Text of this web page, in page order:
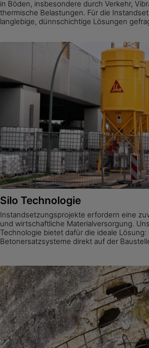
in Böden, insbesondere durch Verkehr,
thermische Belastungen. Für die
langlebige, dünnschichtige Lösungen
Silo Technologie
Instandsetzungsprojekte erfordern eine
und wirtschaftliche Materialversorgung.
Technologie bietet dafür die ideale Lösung:
Betonersatzsysteme direkt auf der
einem Ort gewährleisten unsere Silos
Ablauf – besonders dort, wo enge
Koordination entscheidend sind. So wird
nicht nur effizienter und sicherer, sondern
und wirtschaftlicher – von der Planung bis